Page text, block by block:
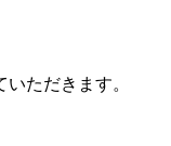
ただきます。